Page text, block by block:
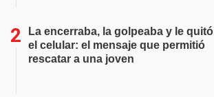
La encerraba, la golpeaba y le quitó
el celular: el mensaje que permitió
rescatar a una joven